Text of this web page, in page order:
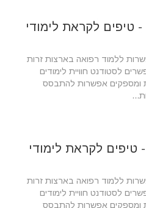
- טיפים לקראת לימודי
ללמוד רפואה בארצות זרות
לסטודנט חוויית לימודים
ומספקים אפשרות להתבסס
טיפים לקראת לימודי
ללמוד רפואה בארצות זרות
לסטודנט חוויית לימודים
ומספקים אפשרות להתבסס